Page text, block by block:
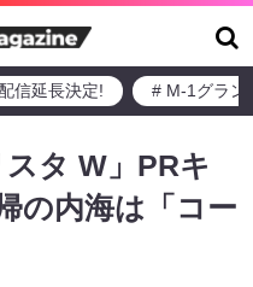
信延長決定! # M-1グラン
タ W」PRキ
の内海は「コー